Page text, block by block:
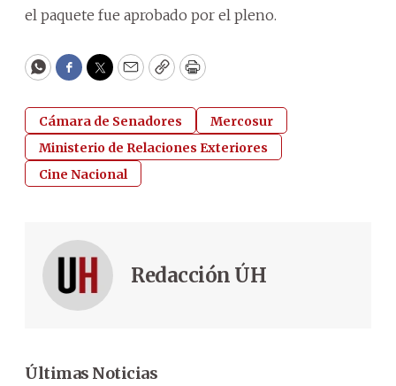
el paquete fue aprobado por el pleno.
WhatsApp
Facebook
Twitter
EmailCopyPrint
Cámara de Senadores
Mercosur
Ministerio de Relaciones Exteriores
Cine Nacional
Redacción ÚH
Últimas Noticias